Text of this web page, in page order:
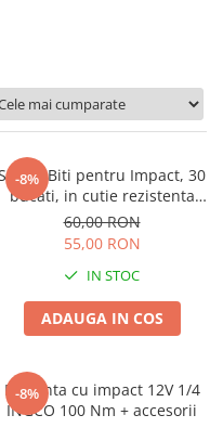
-8%de Biti pentru Impact, 30
bucati, in cutie rezistenta
galbena – INGCO
60,00 RON
55,00 RON
IN STOC
ADAUGA IN COS
-8%
Filetanta cu impact 12V 1/4
INGCO 100 Nm + accesorii